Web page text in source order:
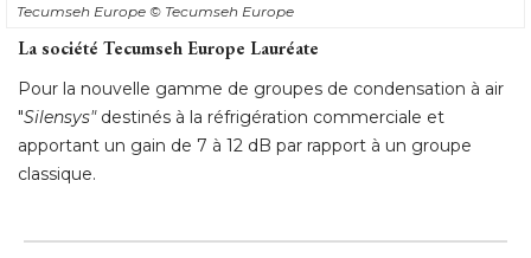
Tecumseh Europe © Tecumseh Europe
La société Tecumseh Europe Lauréate
Pour la nouvelle gamme de groupes de condensation à air
"Silensys"destinés à la réfrigération commerciale et
apportant un gain de 7 à 12 dB par rapport à un groupe
classique.